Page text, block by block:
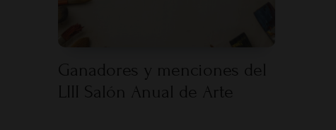
Ganadores y menciones del
LIII Salón Anual de Arte